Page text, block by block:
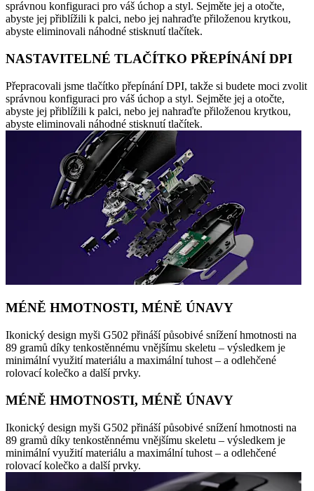
správnou konfiguraci pro váš úchop a styl. Sejměte jej a otočte,
abyste jej přiblížili k palci, nebo jej nahraďte přiloženou krytkou,
abyste eliminovali náhodné stisknutí tlačítek.
NASTAVITELNÉ TLAČÍTKO PŘEPÍNÁNÍ DPI
Přepracovali jsme tlačítko přepínání DPI, takže si budete moci zvolit
správnou konfiguraci pro váš úchop a styl. Sejměte jej a otočte,
abyste jej přiblížili k palci, nebo jej nahraďte přiloženou krytkou,
abyste eliminovali náhodné stisknutí tlačítek.
MÉNĚ HMOTNOSTI, MÉNĚ ÚNAVY
Ikonický design myši G502 přináší působivé snížení hmotnosti na
89 gramů díky tenkostěnnému vnějšímu skeletu – výsledkem je
minimální využití materiálu a maximální tuhost – a odlehčené
rolovací kolečko a další prvky.
MÉNĚ HMOTNOSTI, MÉNĚ ÚNAVY
Ikonický design myši G502 přináší působivé snížení hmotnosti na
89 gramů díky tenkostěnnému vnějšímu skeletu – výsledkem je
minimální využití materiálu a maximální tuhost – a odlehčené
rolovací kolečko a další prvky.